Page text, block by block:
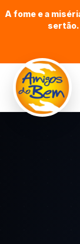
A fome e a
sertão.